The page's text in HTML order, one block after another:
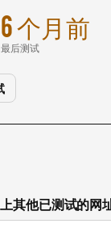
6 个月前
最后测试
他已测试的网